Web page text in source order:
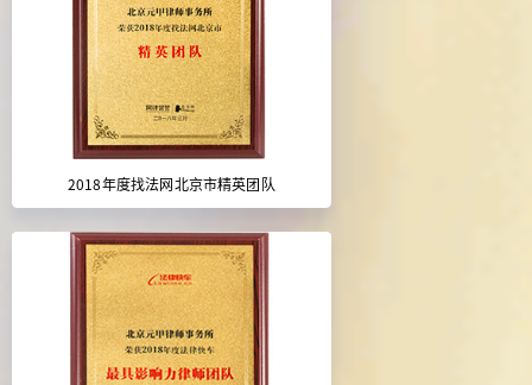
2018年度找法网北京市精英团队